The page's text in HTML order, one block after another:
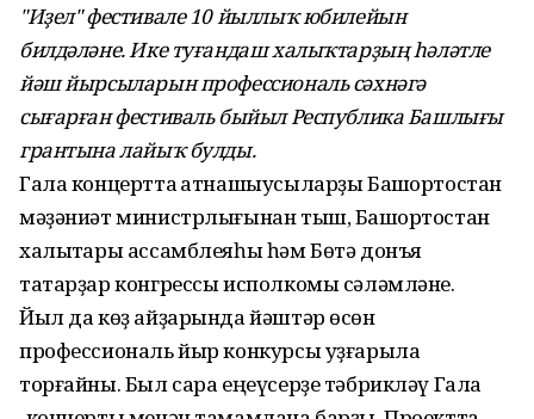
"Иҙел" фестивале 10 йыллыҡ юбилейын
билдәләне. Ике туғандаш халыҡтарҙың һәләтле
йәш йырсыларын профессиональ сәхнәгә
сығарған фестиваль быйыл Республика Башлығы
грантына лайыҡ булды.
Гала концертта ҡатнашыусыларҙы Башҡортостан
мәҙәниәт министрлығынан тыш, Башҡортостан
халыҡтары ассамблеяһы һәм Бөтә донъя
татарҙар конгрессы исполкомы сәләмләне.
Йыл да көҙ айҙарында йәштәр өсөн
профессиональ йыр конкурсы уҙғарыла
торғайны. Был сара еңеүсерҙе тәбрикләү Гала